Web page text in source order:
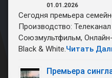
01.01.2026
Сегодня премьера
Производство:
Союзмультфильм, Онлайн-
Black & White.Читать
Премьера